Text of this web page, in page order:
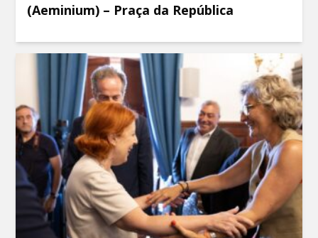
(Aeminium) – Praça da República